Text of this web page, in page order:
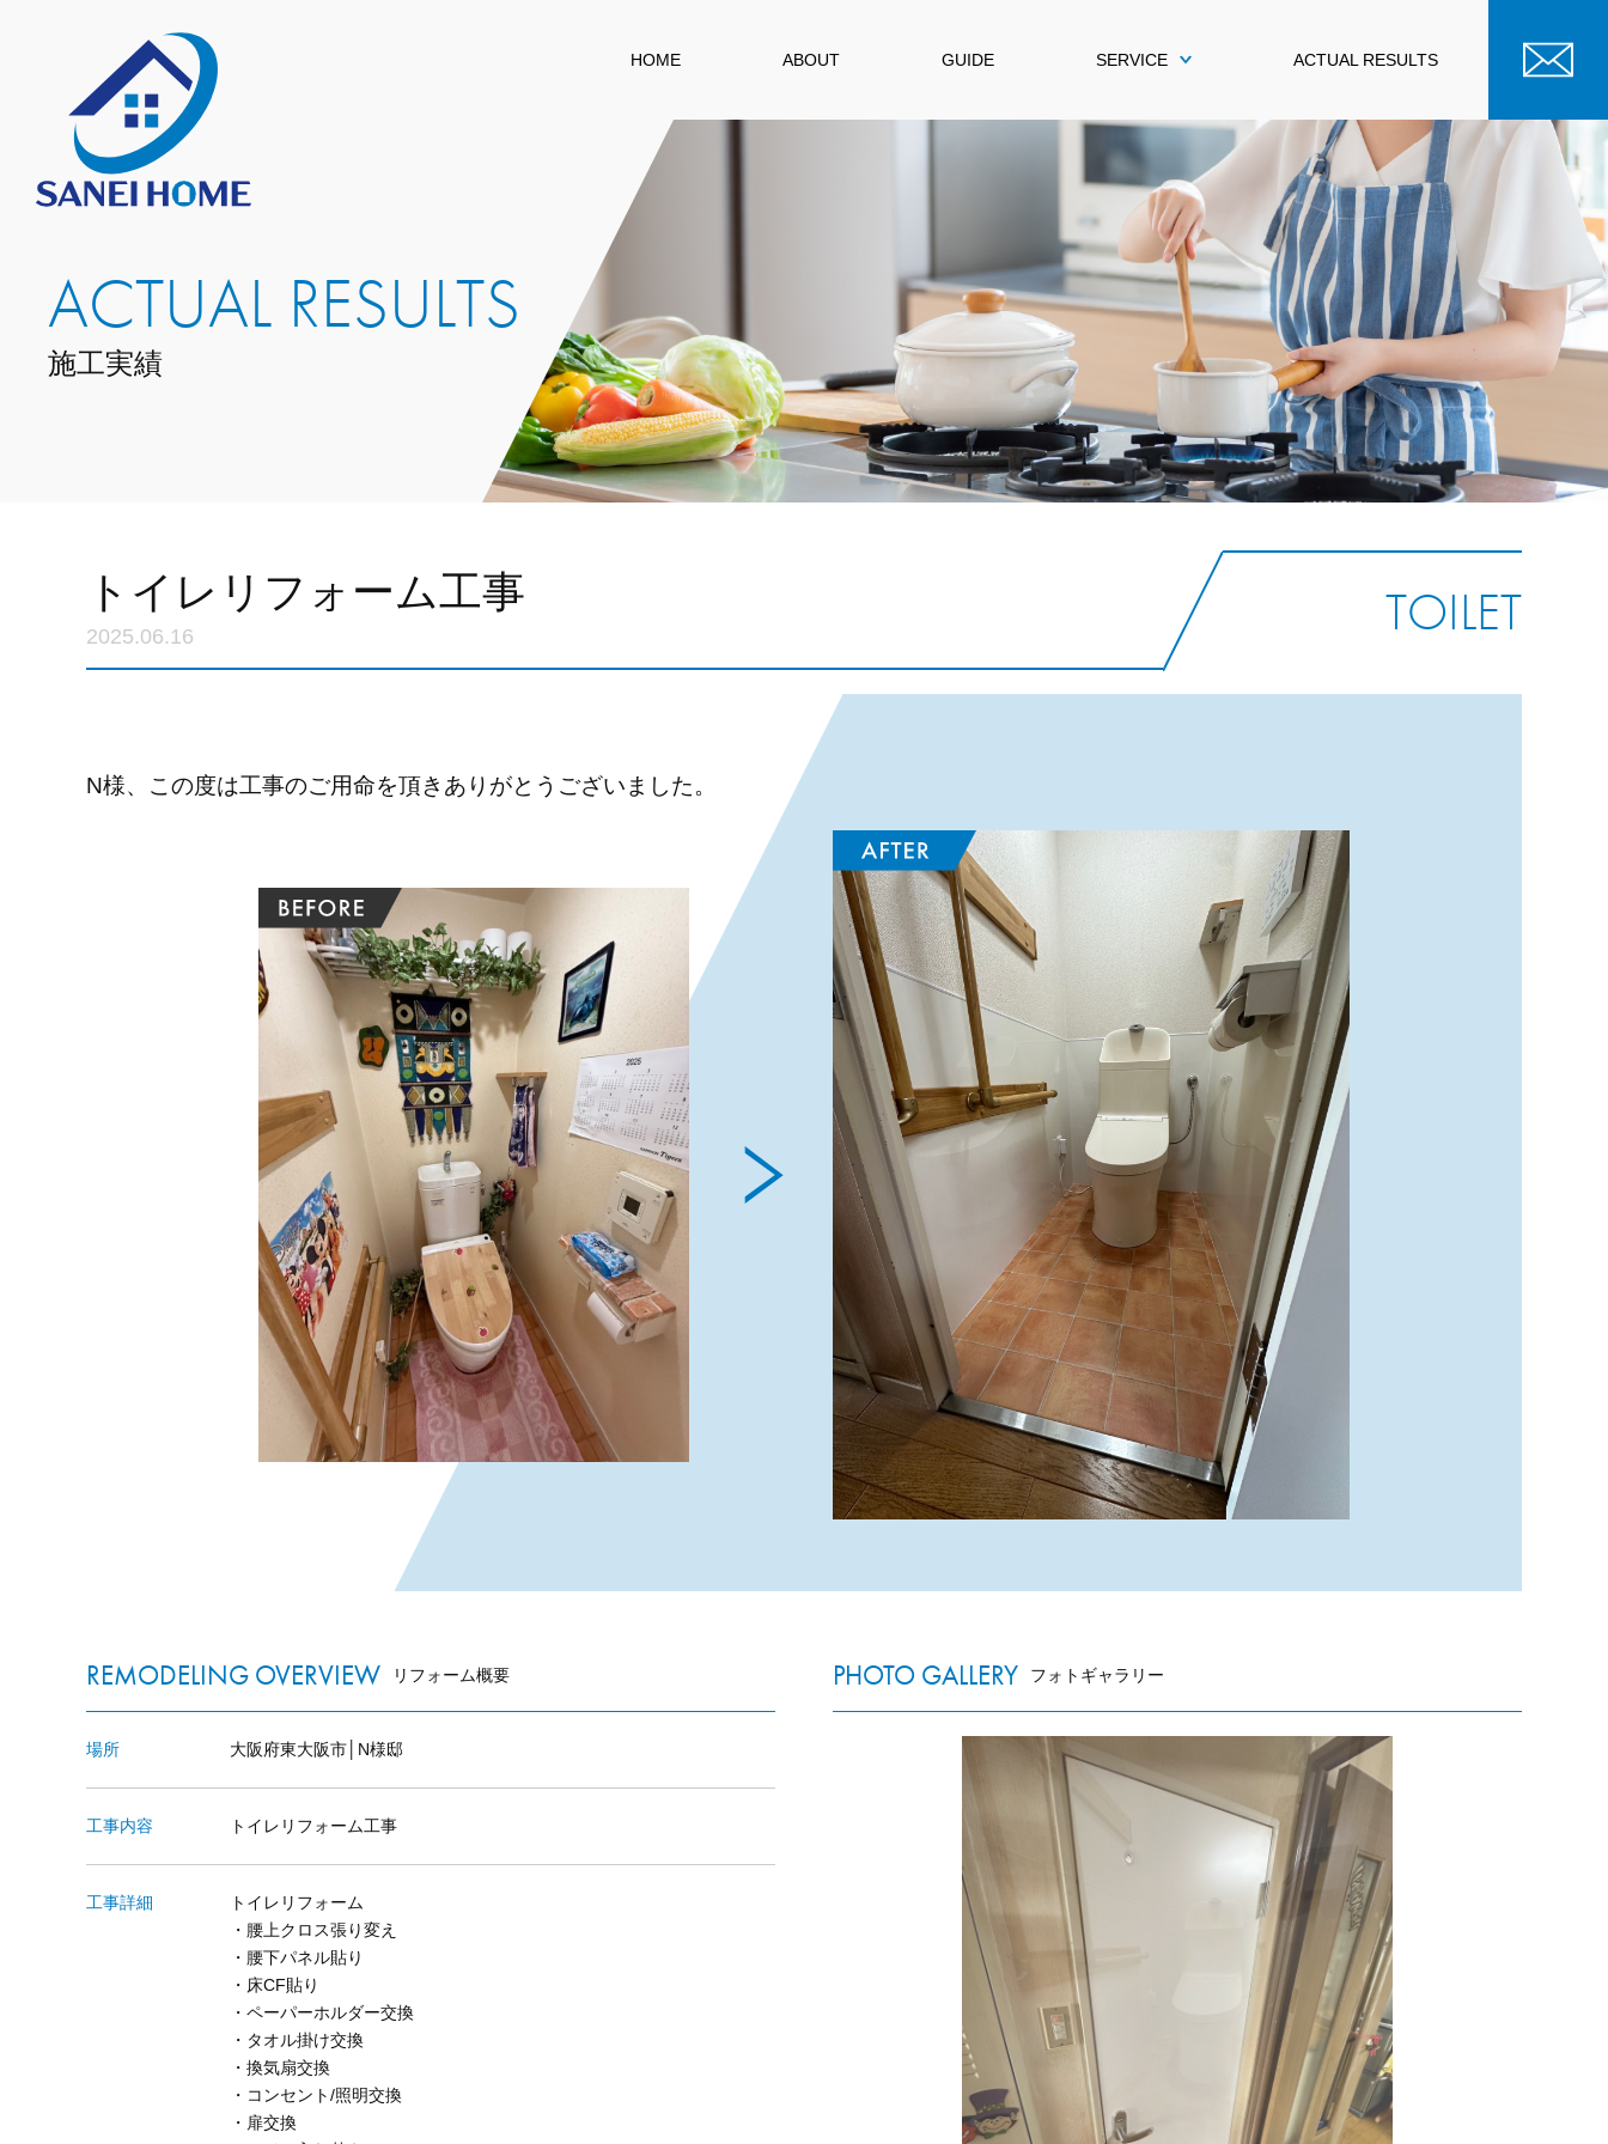
HOME ABOUT GUIDE SERVICE ACTUAL RESULTS
ACTUAL RESULTS
施工実績
TOILET
トイレリフォーム工事
2025.06.16
N様、この度は工事のご用命を頂きありがとうございました。
REMODELING OVERVIEW リフォーム概要
場所 大阪府東大阪市│N様邸
工事内容 トイレリフォーム工事
工事詳細
トイレリフォーム
・腰上クロス張り変え
・腰下パネル貼り
・床CF貼り
・ペーパーホルダー交換
・タオル掛け交換
・換気扇交換
・コンセント/照明交換
・扉交換
PHOTO GALLERY フォトギャラリー